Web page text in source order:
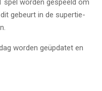
spel worden gespeeld om
gebeurt in de supertie-
worden geüpdatet en